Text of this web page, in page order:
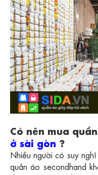
Có nên mua
ở sài gòn ?
Nhiều người có suy
quần áo secondhand